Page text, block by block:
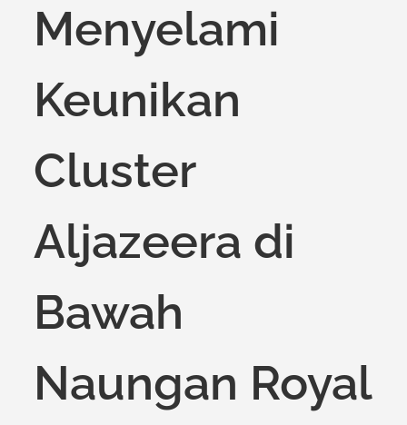
Menyelami
Keunikan
Cluster
Aljazeera di
Bawah
Naungan Royal